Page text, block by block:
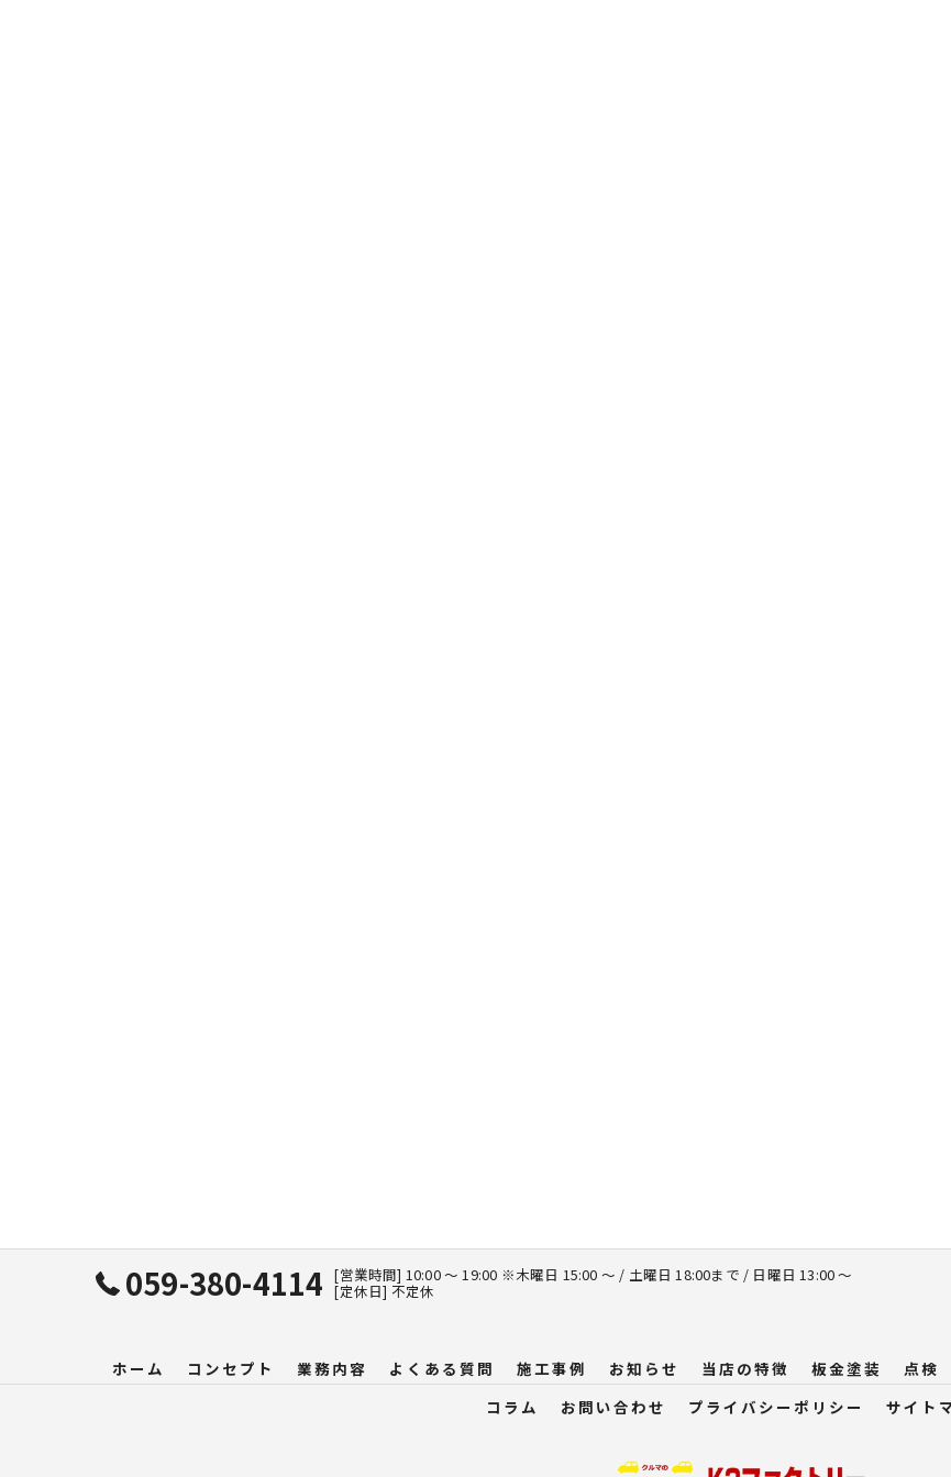
059-380-4114 [営業時間] 10:00 〜 19:00 ※木曜日 15:00 ～ / 土曜日 18:00まで / 日曜日 13:00 ～
[定休日] 不定休
ホーム コンセプト 業務内容 よくある質問 施工事例 お知らせ 当店の特徴 板金塗装 点検
コラム
お問い合わせ プライバシーポリシー サイト